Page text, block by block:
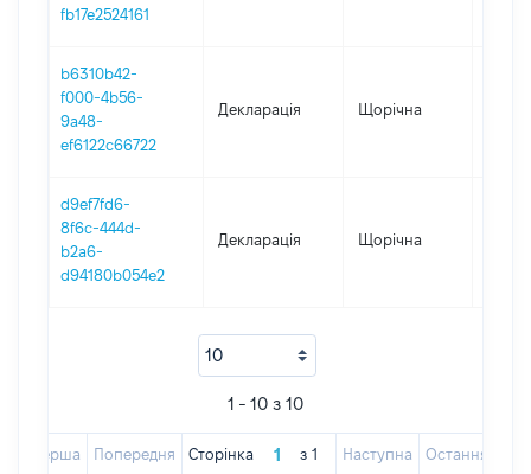
fb17e2524161
b6310b42-
f000-4b56-
9a48-
ef6122c66722
Декларація Щорічна
d9ef7fd6-
8f6c-444d-
b2a6-
d94180b054e2
Декларація Щорічна
1 - 10 з 10
Перша Попередня Сторінка з 1 Наступна Остання